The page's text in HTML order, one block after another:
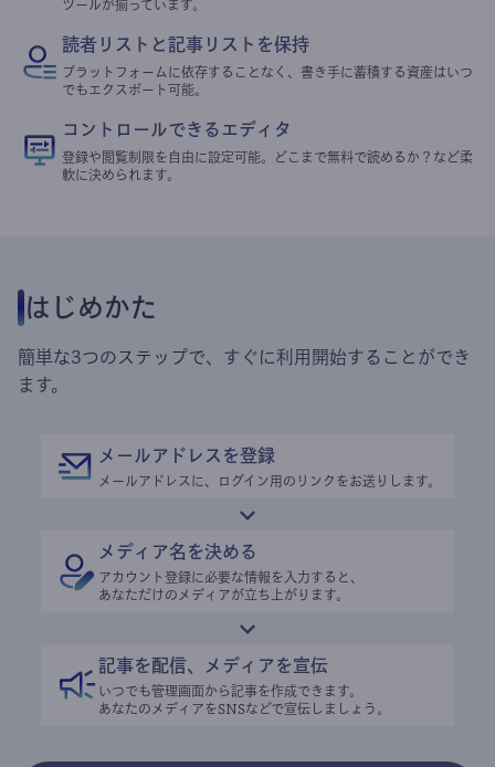
ツールが揃っています。
読者リストと記事リストを保持
プラットフォームに依存することなく、書き手に蓄積する資産はいつ
でもエクスポート可能。
コントロールできるエディタ
登録や閲覧制限を自由に設定可能。どこまで無料で読めるか？など柔
軟に決められます。
はじめかた
簡単な3つのステップで、すぐに利用開始することができ
ます。
メールアドレスを登録
メールアドレスに、ログイン用のリンクをお送りします。
メディア名を決める
アカウント登録に必要な情報を入力すると、
あなただけのメディアが立ち上がります。
記事を配信、メディアを宣伝
いつでも管理画面から記事を作成できます。
あなたのメディアをSNSなどで宣伝しましょう。